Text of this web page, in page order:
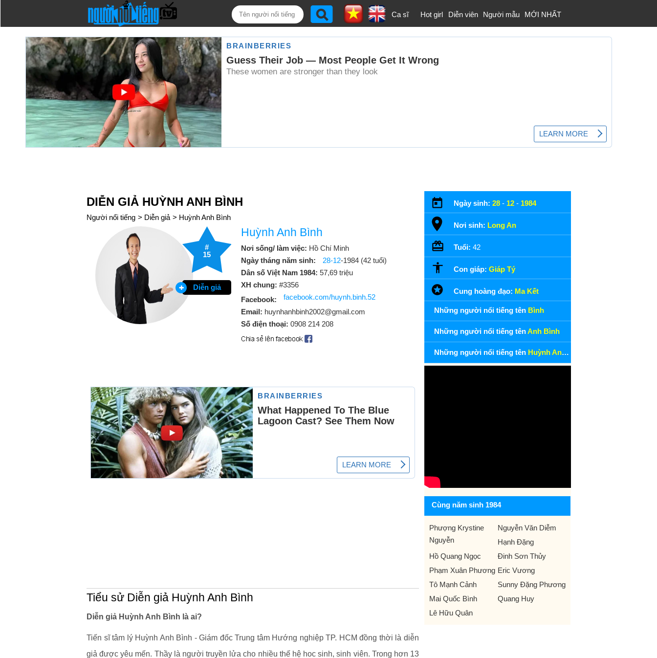
Ca sĩ Hot girl Diễn viên Người mẫu MỚI NHẤT
DIỄN GIẢ HUỲNH ANH BÌNH
Người nổi tiếng > Diễn giả > Huỳnh Anh Bình
#
15
Diễn giả
Huỳnh Anh Bình
Nơi sống/ làm việc: Hồ Chí Minh
Ngày tháng năm sinh:
28-12-1984 (42 tuổi)
Dân số Việt Nam 1984: 57,69 triệu
XH chung: #3356
Facebook:
facebook.com/huynh.binh.52
Email: huynhanhbinh2002@gmail.com
Số điện thoại: 0908 214 208
Tiểu sử Diễn giả Huỳnh Anh Bình
Diễn giả Huỳnh Anh Bình là ai?
Tiến sĩ tâm lý Huỳnh Anh Bình - Giám đốc Trung tâm Hướng nghiệp TP. HCM đồng thời là diễn
giả được yêu mến. Thầy là người truyền lửa cho nhiều thế hệ hoc sinh, sinh viên. Trong hơn 13
Ngày sinh: 28 - 12 - 1984
Nơi sinh: Long An
Tuổi: 42
Con giáp: Giáp Tý
Cung hoàng đạo: Ma Kết
Những người nổi tiếng tên Bình
Những người nổi tiếng tênAnh Bình
Những người nổi tiếng tên Huỳnh Anh Bình
Cùng năm sinh 1984
Phượng Krystine
Nguyễn
Nguyễn Văn Diễm
Hạnh Đặng
Hồ Quang Ngọc
Đinh Sơn Thủy
Phạm Xuân Phương Eric Vương
Tô Mạnh Cảnh
Sunny Đặng Phương
Mai Quốc Bình
Quang Huy
Lê Hữu Quân